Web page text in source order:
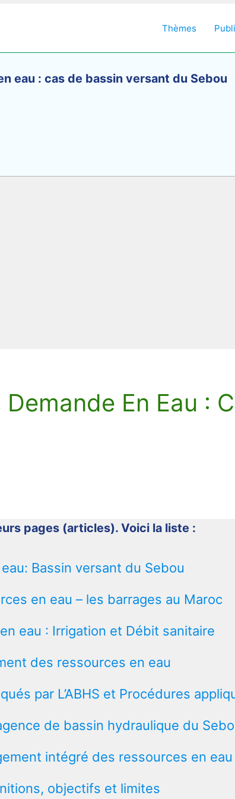
Thèmes
eau : cas de bassin versant du Sebou
En Eau :
pages (articles). Voici la liste :
Bassin versant du Sebou
en eau – les barrages au Maroc
eau : Irrigation et Débit sanitaire
des ressources en eau
par L’ABHS et Procédures
de bassin hydraulique du
intégré des ressources en eau
objectifs et limites